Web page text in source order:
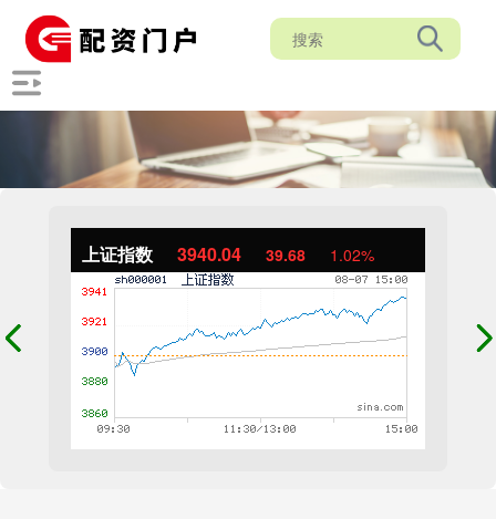
上证指数 3940.04 39.68 1.02%